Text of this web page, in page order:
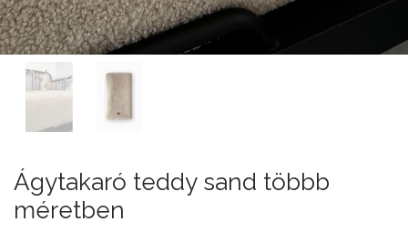
Ágytakaró teddy sand többb
méretben